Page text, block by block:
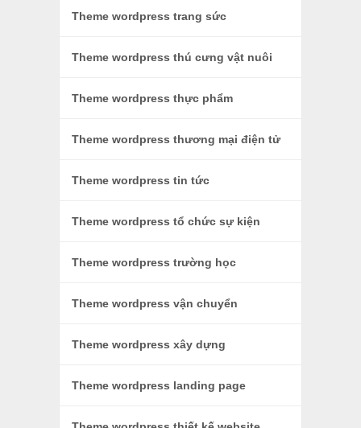
Theme wordpress trang sức
Theme wordpress thú cưng vật nuôi
Theme wordpress thực phẩm
Theme wordpress thương mại điện tử
Theme wordpress tin tức
Theme wordpress tổ chức sự kiện
Theme wordpress trường học
Theme wordpress vận chuyển
Theme wordpress xây dựng
Theme wordpress landing page